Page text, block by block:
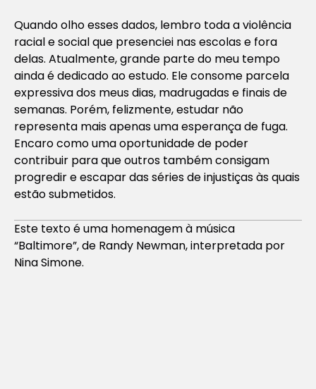
Quando olho esses dados, lembro toda a violência
racial e social que presenciei nas escolas e fora
delas. Atualmente, grande parte do meu tempo
ainda é dedicado ao estudo. Ele consome parcela
expressiva dos meus dias, madrugadas e finais de
semanas. Porém, felizmente, estudar não
representa mais apenas uma esperança de fuga.
Encaro como uma oportunidade de poder
contribuir para que outros também consigam
progredir e escapar das séries de injustiças às quais
estão submetidos.
Este texto é uma homenagem à música
“Baltimore”, de Randy Newman, interpretada por
Nina Simone.